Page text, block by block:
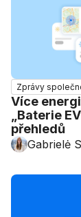
Zprávy
Více
„Baterie
přehledů
Gabrielė